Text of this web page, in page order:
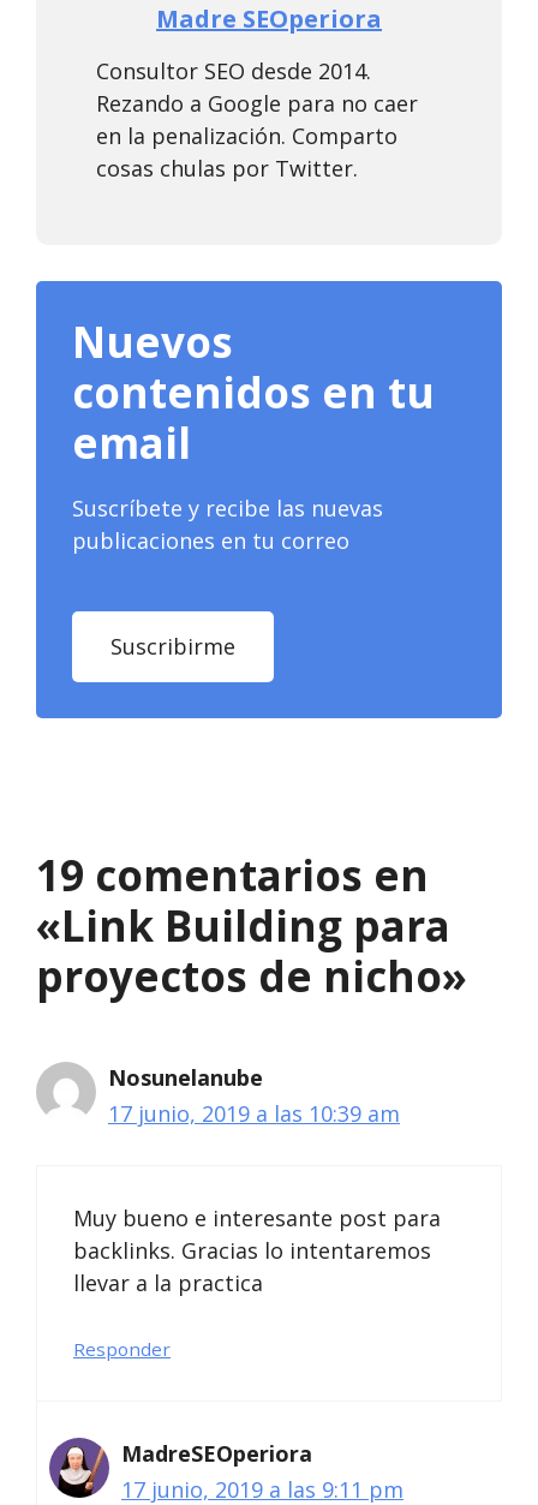
Madre SEOperiora
Consultor SEO desde 2014.
Rezando a Google para no caer
en la penalización. Comparto
cosas chulas por Twitter.
Nuevos
contenidos en tu
email
Suscríbete y recibe las nuevas
publicaciones en tu correo
Suscribirme
19 comentarios en
«Link Building para
proyectos de nicho»
Nosunelanube
17 junio, 2019 a las 10:39 am
Muy bueno e interesante post para
backlinks. Gracias lo intentaremos
llevar a la practica
Responder
MadreSEOperiora
17 junio, 2019 a las 9:11 pm